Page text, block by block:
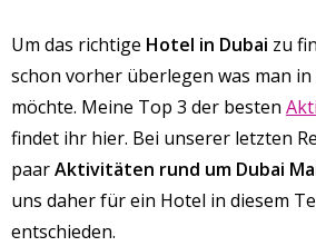
Um das richtige Hotel in Dubai zu
schon vorher überlegen was man in
möchte. Meine Top 3 der besten
findet ihr hier. Bei unserer letzten
paarAktivitäten rund um Dubai
uns daher für ein Hotel in diesem
entschieden.